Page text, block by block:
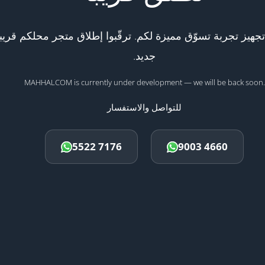
تجربة تسوّق مميزة لكم. ترقّبوا إطلاق متجر محلكم
جديد.
MAHHALCOM is currently under development — we will be back soon.
للتواصل والاستفسار
5522 7176 9003 4660